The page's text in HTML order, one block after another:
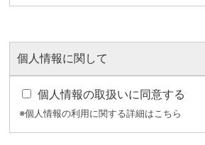
10時～18時/水曜日
東京本社 0120-
個人情報に関して
個人情報の取扱いに同意する
※個人情報の利用に関する詳細はこちら